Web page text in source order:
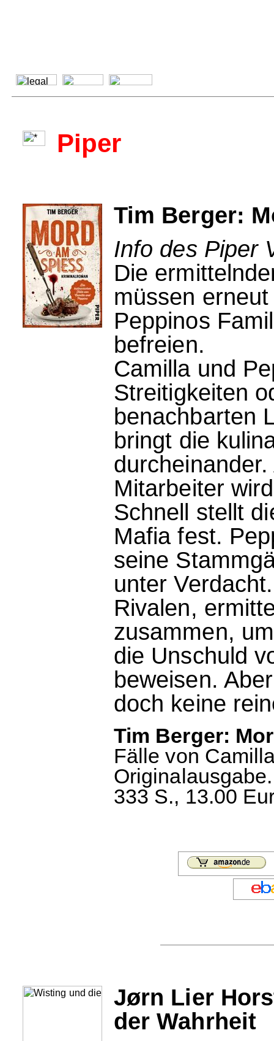
Piper
Tim Berger:
Info des Piper
Die
müssen
Peppinos
befreien.
Camilla und
Streitigkeiten
benachbarten
bringt die
Mitarbeiter
Schnell stellt
Mafia fest.
seine
unter
Rivalen,
zusammen,
die Unschuld
beweisen.
doch keine
Tim Berger:
Fälle von
333 S., 13.00
Jørn Lier
der Wahrheit